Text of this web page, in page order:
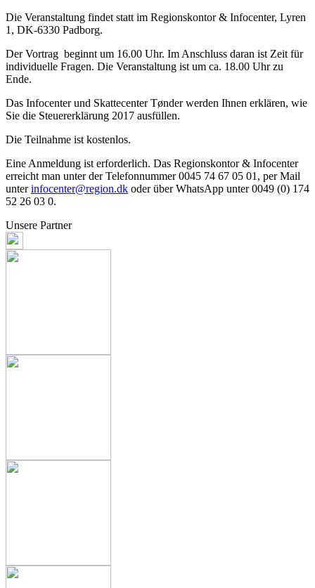
Die Veranstaltung findet statt im Regionskontor & Infocenter, Lyren
1, DK-6330 Padborg.
Der Vortrag beginnt um 16.00 Uhr. Im Anschluss daran ist Zeit für
individuelle Fragen. Die Veranstaltung ist um ca. 18.00 Uhr zu
Ende.
Das Infocenter und Skattecenter Tønder werden Ihnen erklären, wie
Sie die Steuererklärung 2017 ausfüllen.
Die Teilnahme ist kostenlos.
Eine Anmeldung ist erforderlich. Das Regionskontor & Infocenter
erreicht man unter der Telefonnummer 0045 74 67 05 01, per Mail
unterinfocenter@region.dk oder über WhatsApp unter 0049 (0) 174
52 26 03 0.
Unsere Partner